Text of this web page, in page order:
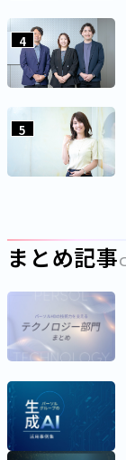
4
5
まとめ記事